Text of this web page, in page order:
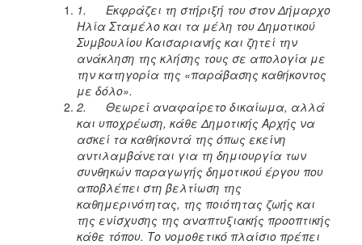
1. Εκφράζει τη στήριξή του στον Δήμαρχο
Ηλία Σταμέλο και τα μέλη του Δημοτικού
Συμβουλίου Καισαριανής και ζητεί την
ανάκληση της κλήσης τους σε απολογία με
την κατηγορία της «παράβασης καθήκοντος
με δόλο».
2. Θεωρεί αναφαίρετο δικαίωμα, αλλά
και υποχρέωση, κάθε Δημοτικής Αρχής να
ασκεί τα καθήκοντά της όπως εκείνη
αντιλαμβάνεται για τη δημιουργία των
συνθηκών παραγωγής δημοτικού έργου που
αποβλέπει στη βελτίωση της
καθημερινότητας, της ποιότητας ζωής και
της ενίσχυσης της αναπτυξιακής προοπτικής
κάθε τόπου. Το νομοθετικό πλαίσιο πρέπει